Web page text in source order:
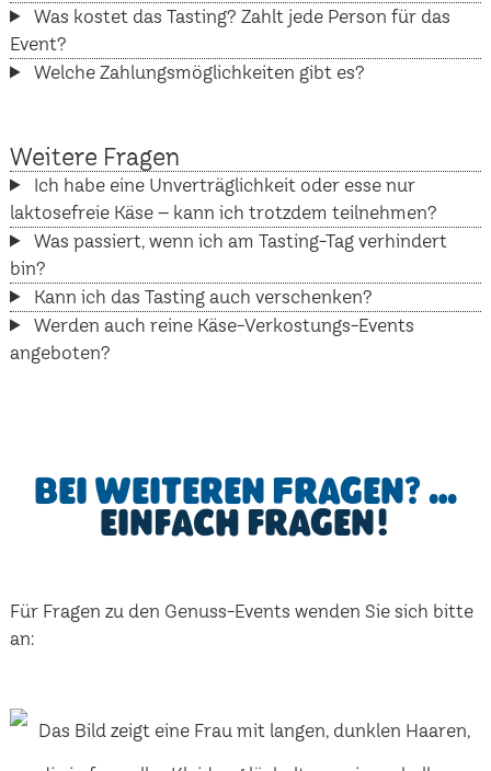
Was kostet das Tasting? Zahlt jede Person für das
Event?
Welche Zahlungsmöglichkeiten gibt es?
Weitere Fragen
Ich habe eine Unverträglichkeit oder esse nur
laktosefreie Käse – kann ich trotzdem teilnehmen?
Was passiert, wenn ich am Tasting-Tag verhindert
bin?
Kann ich das Tasting auch verschenken?
Werden auch reine Käse-Verkostungs-Events
angeboten?
Bei weiteren Fragen? …
einfach fragen!
Für Fragen zu den Genuss-Events wenden Sie sich bitte
an: